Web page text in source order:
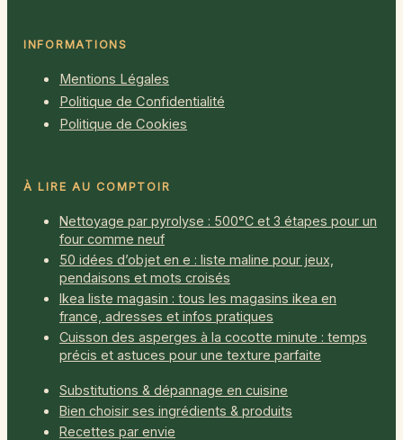
INFORMATIONS
Mentions Légales
Politique de Confidentialité
Politique de Cookies
À LIRE AU COMPTOIR
Nettoyage par pyrolyse : 500°C et 3 étapes pour un
four comme neuf
50 idées d’objet en e : liste maline pour jeux,
pendaisons et mots croisés
Ikea liste magasin : tous les magasins ikea en
france, adresses et infos pratiques
Cuisson des asperges à la cocotte minute : temps
précis et astuces pour une texture parfaite
Substitutions & dépannage en cuisine
Bien choisir ses ingrédients & produits
Recettes par envie